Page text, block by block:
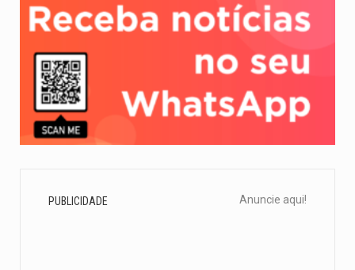
PUBLICIDADE Anuncie aqui!